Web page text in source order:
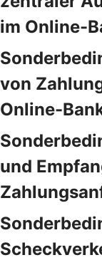
im Online-
von
Online-
und